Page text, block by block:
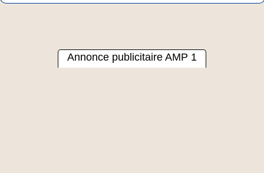
Annonce publicitaire AMP 1